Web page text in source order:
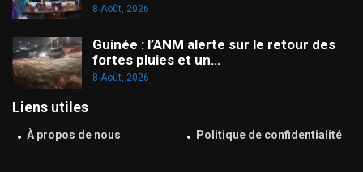
8 Août, 2026
Guinée : l’ANM alerte sur le retour des
fortes pluies et un…
8 Août, 2026
Liens utiles
À propos de nous Politique de confidentialité